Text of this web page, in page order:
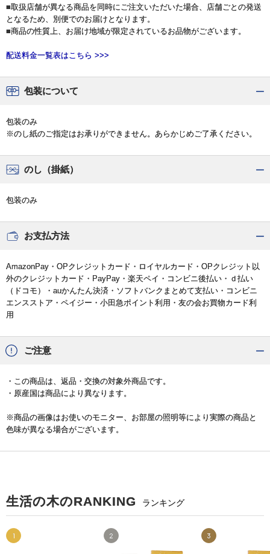
■取扱店舗が異なる商品を同時にご注文いただいた場合、店舗ごとの発送
となるため、別便でのお届けとなります。
■商品の性質上、お届け地域が限定されているお品物がございます。
配送料金一覧表はこちら >>>
包装について
包装のみ
※のし紙のご指定はお承りができません。あらかじめご了承ください。
のし（掛紙）
包装のみ
お支払方法
AmazonPay・OPクレジットカード・ロイヤルカード・OPクレジット以
外のクレジットカード・PayPay・楽天ペイ・コンビニ後払い・ｄ払い
（ドコモ）・auかんたん決済・ソフトバンクまとめて支払い・コンビニ
エンスストア・ペイジー・小田急ポイント利用・友の会お買物カード利
用
ご注意
・この商品は、返品・交換の対象外商品です。
・原産国は商品により異なります。
※商品の画像はお使いのモニター、お部屋の照明等により実際の商品と
色味が異なる場合がございます。
生活の木のRANKING ランキング
1 2 3